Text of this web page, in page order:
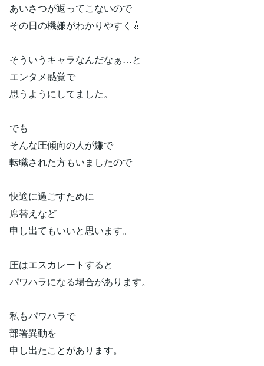
あいさつが返ってこないので
その日の機嫌がわかりやすく💧
そういうキャラなんだなぁ…と
エンタメ感覚で
思うようにしてました。
でも
そんな圧傾向の人が嫌で
転職された方もいましたので
快適に過ごすために
席替えなど
申し出てもいいと思います。
圧はエスカレートすると
パワハラになる場合があります。
私もパワハラで
部署異動を
申し出たことがあります。